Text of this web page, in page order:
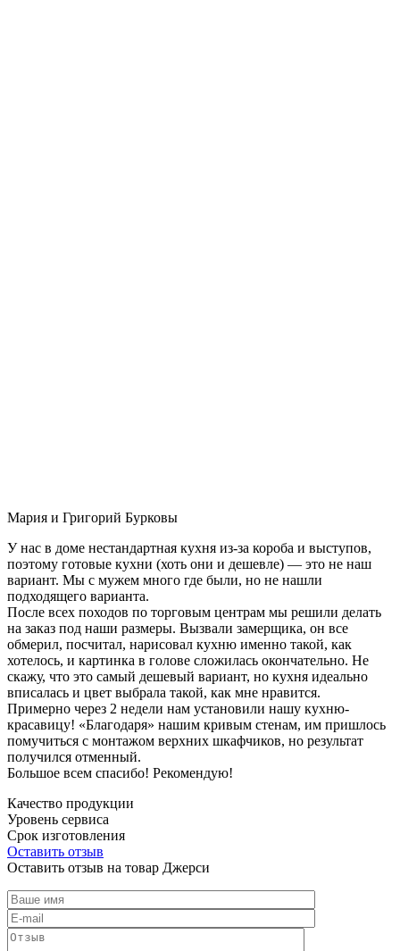
Мария и Григорий Бурковы
У нас в доме нестандартная кухня из-за короба и выступов,
поэтому готовые кухни (хоть они и дешевле) — это не наш
вариант. Мы с мужем много где были, но не нашли
подходящего варианта.
После всех походов по торговым центрам мы решили делать
на заказ под наши размеры. Вызвали замерщика, он все
обмерил, посчитал, нарисовал кухню именно такой, как
хотелось, и картинка в голове сложилась окончательно. Не
скажу, что это самый дешевый вариант, но кухня идеально
вписалась и цвет выбрала такой, как мне нравится.
Примерно через 2 недели нам установили нашу кухню-
красавицу! «Благодаря» нашим кривым стенам, им пришлось
помучиться с монтажом верхних шкафчиков, но результат
получился отменный.
Большое всем спасибо! Рекомендую!
Качество продукции
Уровень сервиса
Срок изготовления
Оставить отзыв
Оставить отзыв на товар Джерси